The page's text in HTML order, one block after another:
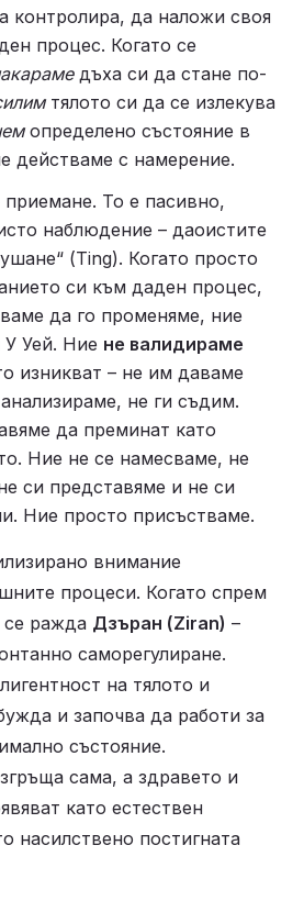
контролира, да наложи своя
процес. Когато се
дъха си да стане по-
тялото си да се излекува
определено състояние в
действаме с намерение.
приемане. То е пасивно,
наблюдение – даоистите
(Ting). Когато просто
си към даден процес,
да го променяме, ние
У Уей. Ние не валидираме
изникват – не им даваме
не ги съдим.
да преминат като
Ние не се намесваме, не
си представяме и не си
Ние просто присъстваме.
внимание
процеси. Когато спрем
се ражда Дзъран (Ziran) –
саморегулиране.
на тялото и
и започва да работи за
състояние.
сама, а здравето и
като естествен
насилствено постигната